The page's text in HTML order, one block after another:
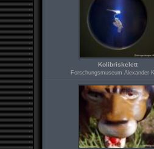
Kolibriskelett
Forschungsmuseum Alexander